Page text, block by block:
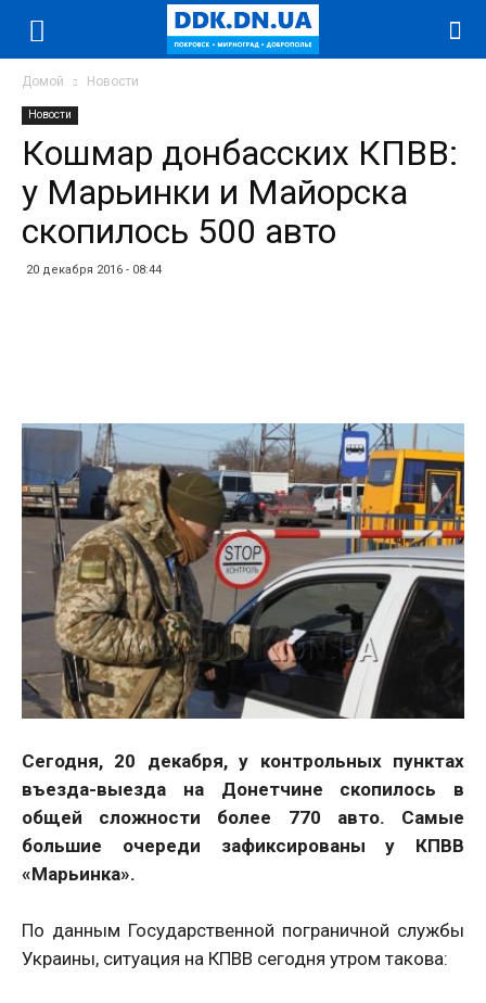
Домой Новости
Новости
Кошмар донбасских КПВВ:
у Марьинки и Майорска
скопилось 500 авто
20 декабря 2016 - 08:44
Сегодня, 20 декабря, у контрольных пунктах
въезда-выезда на Донетчине скопилось в
общей сложности более 770 авто. Самые
большие очереди зафиксированы у КПВВ
«Марьинка».
По данным Государственной пограничной службы
Украины, ситуация на КПВВ сегодня утром такова: